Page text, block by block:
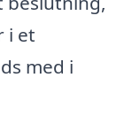
i et
med i